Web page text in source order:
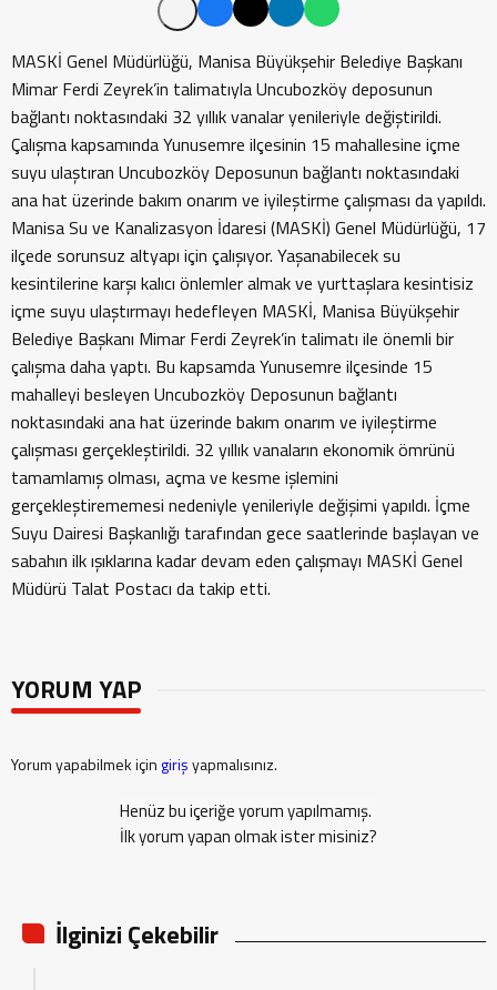
MASKİ Genel Müdürlüğü, Manisa Büyükşehir Belediye Başkanı
Mimar Ferdi Zeyrek’in talimatıyla Uncubozköy deposunun
bağlantı noktasındaki 32 yıllık vanalar yenileriyle değiştirildi.
Çalışma kapsamında Yunusemre ilçesinin 15 mahallesine içme
suyu ulaştıran Uncubozköy Deposunun bağlantı noktasındaki
ana hat üzerinde bakım onarım ve iyileştirme çalışması da yapıldı.
Manisa Su ve Kanalizasyon İdaresi (MASKİ) Genel Müdürlüğü, 17
ilçede sorunsuz altyapı için çalışıyor. Yaşanabilecek su
kesintilerine karşı kalıcı önlemler almak ve yurttaşlara kesintisiz
içme suyu ulaştırmayı hedefleyen MASKİ, Manisa Büyükşehir
Belediye Başkanı Mimar Ferdi Zeyrek’in talimatı ile önemli bir
çalışma daha yaptı. Bu kapsamda Yunusemre ilçesinde 15
mahalleyi besleyen Uncubozköy Deposunun bağlantı
noktasındaki ana hat üzerinde bakım onarım ve iyileştirme
çalışması gerçekleştirildi. 32 yıllık vanaların ekonomik ömrünü
tamamlamış olması, açma ve kesme işlemini
gerçekleştirememesi nedeniyle yenileriyle değişimi yapıldı. İçme
Suyu Dairesi Başkanlığı tarafından gece saatlerinde başlayan ve
sabahın ilk ışıklarına kadar devam eden çalışmayı MASKİ Genel
Müdürü Talat Postacı da takip etti.
YORUM YAP
Yorum yapabilmek içingirişyapmalısınız.
Henüz bu içeriğe yorum yapılmamış.
İlk yorum yapan olmak ister misiniz?
İlginizi Çekebilir